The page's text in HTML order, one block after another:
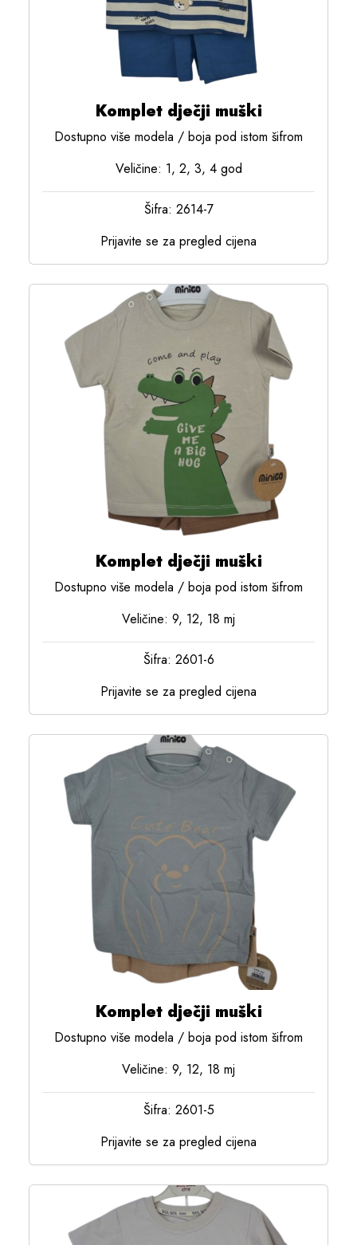
Komplet dječji muški
Dostupno više modela / boja pod istom šifrom
Veličine: 1, 2, 3, 4 god
Šifra: 2614-7
Prijavite se za pregled cijena
Komplet dječji muški
Dostupno više modela / boja pod istom šifrom
Veličine: 9, 12, 18 mj
Šifra: 2601-6
Prijavite se za pregled cijena
Komplet dječji muški
Dostupno više modela / boja pod istom šifrom
Veličine: 9, 12, 18 mj
Šifra: 2601-5
Prijavite se za pregled cijena